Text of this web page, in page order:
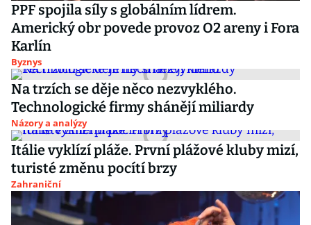
PPF spojila síly s globálním lídrem.
Americký obr povede provoz O2 areny i Fora
Karlín
Byznys
Na trzích se děje něco nezvyklého.
Technologické firmy shánějí miliardy
Názory a analýzy
Itálie vyklízí pláže. První plážové kluby mizí,
turisté změnu pocítí brzy
Zahraniční